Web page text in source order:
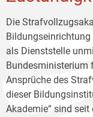
Die
als Dienststelle
Bundesministerium
Ansprüche des
dieser
Akademie“ sind